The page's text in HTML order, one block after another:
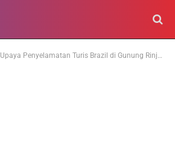
Upaya Penyelamatan Turis Brazil di Gunung Rinjani Masih Berlanjut